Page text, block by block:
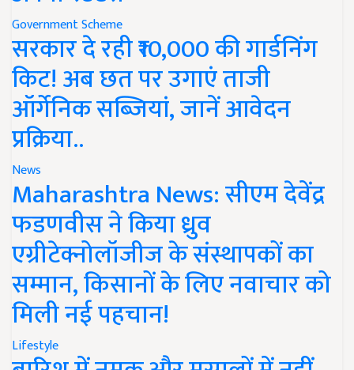
Government Scheme
सरकार दे रही ₹10,000 की गार्डनिंग
किट! अब छत पर उगाएं ताजी
ऑर्गेनिक सब्जियां, जानें आवेदन
प्रक्रिया..
News
Maharashtra News: सीएम देवेंद्र
फडणवीस ने किया ध्रुव
एग्रीटेक्नोलॉजीज के संस्थापकों का
सम्मान, किसानों के लिए नवाचार को
मिली नई पहचान!
Lifestyle